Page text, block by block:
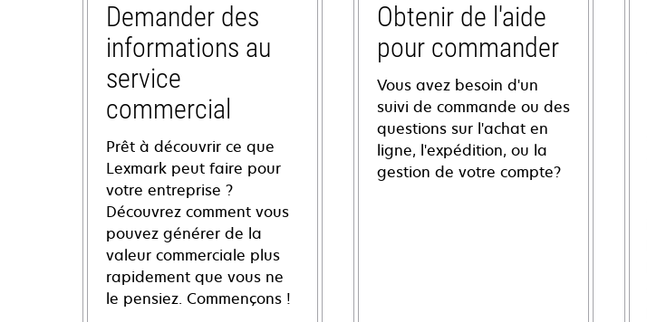
Demander des
informations au
service
commercial
Prêt à découvrir ce que
Lexmark peut faire pour
votre entreprise ?
Découvrez comment vous
pouvez générer de la
valeur commerciale plus
rapidement que vous ne
le pensiez. Commençons !
Obtenir de l'aide
pour commander
Vous avez besoin d'un
suivi de commande ou des
questions sur l'achat en
ligne, l'expédition, ou la
gestion de votre compte?